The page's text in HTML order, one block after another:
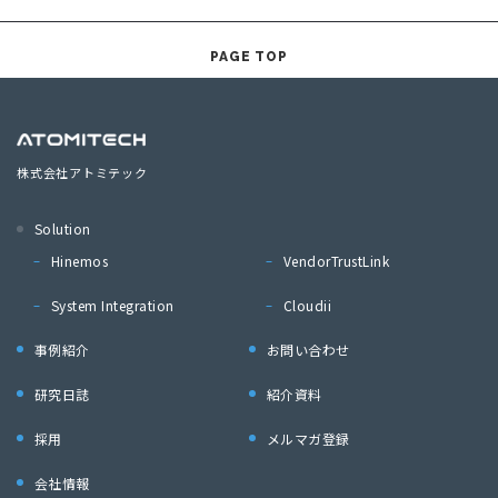
PAGE TOP
株式会社アトミテック
Solution
Hinemos
VendorTrustLink
System Integration Cloudii
事例紹介
研究日誌
採用
会社情報
お問い合わせ
紹介資料
メルマガ登録